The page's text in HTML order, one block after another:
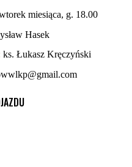
miesiąca, g. 18.00
Hasek
ks. Łukasz Kręczyński